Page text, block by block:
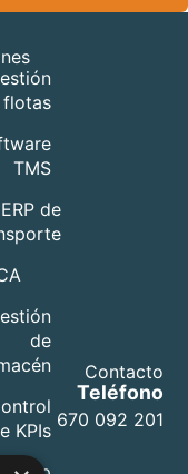
TMS
ERP de
de
KPIs
Contacto
Teléfono
670 092 201